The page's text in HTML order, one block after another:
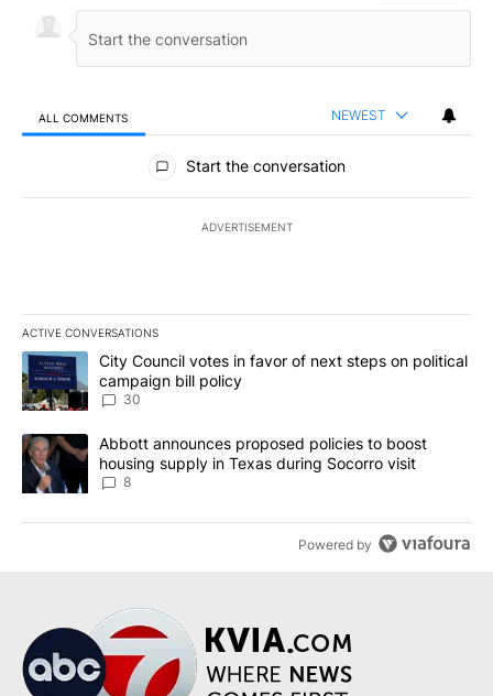
ALL COMMENTS NEWEST
All Comments
Start the conversation
ADVERTISEMENT
ACTIVE CONVERSATIONS
The following is a list of the most commented articles in the last
A trending article titled "City Council votes in favor of next
City Council votes in favor of next steps on political
campaign bill policy
30
A trending article titled "Abbott announces proposed policies to
Abbott announces proposed policies to boost
housing supply in Texas during Socorro visit
8
Powered by